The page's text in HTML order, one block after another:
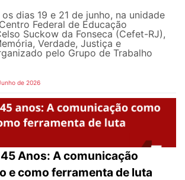
dias 19 e 21 de junho, na unidade
Federal de Educação
Suckow da Fonseca (Cefet-RJ),
Verdade, Justiça e
pelo Grupo de Trabalho
de 2026
Anos: A comunicação
e como ferramenta de luta